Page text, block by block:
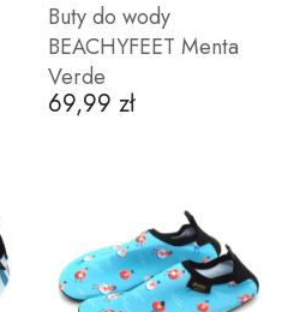
Buty do wody
BEACHYFEET Menta
Verde
Cena
69,99 zł
ZOBACZ PRODUKT